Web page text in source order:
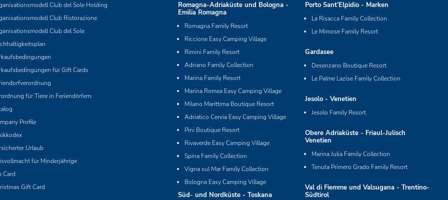
Club del Sole Holding
Club Ristorazione
Club del Sole
für Gift Cards
für Tiere in Feriendörfern
Profile
Urlaub
für Minderjährige
Card
Gift Card
Romagna-Adriaküste und Bologna -
Emilia Romagna
Romagna Family Resort
Riccione Easy Camping Village
Rimini Family Resort
Adriano Family Collection
Marina Family Resort
Marina Romea Easy Camping Village
Milano Marittima Boutique Resort
Adriatico Cervia Easy Camping Village
Pini Boutique Resort
Rivaverde Easy Camping Village
Spina Family Collection
Vigna sul Mar Family Collection
Bologna Easy Camping Village
Süd- und Nordküste - Toskana
Porto Sant’Elpidio - Marken
La Risacca Family Collection
Le Mimose Family Resort
Gardasee
Desenzano Boutique Resort
Le Palme Lazise Family Collection
Jesolo - Venetien
Jesolo Family Resort
Obere Adriaküste - Friaul-Julisch
Venetien
Marina Julia Family Collection
Tenuta Primero Grado Family Resort
Val di Fiemme und Valsugana - Trentino-
Südtirol